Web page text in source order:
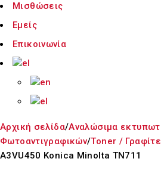
Μισθώσεις
Εμείς
Επικοινωνία
Αρχική σελίδα/Αναλώσιμα
Φωτοαντιγραφικών/Toner /
A3VU450 Konica Minolta TN711